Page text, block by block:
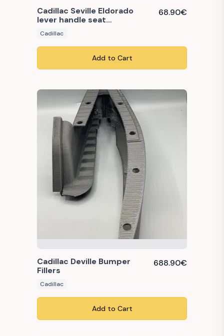
Cadillac Seville Eldorado
lever handle seat
68.90€
Cadillac
Add to Cart
Cadillac Deville Bumper
Fillers
688.90€
Cadillac
Add to Cart